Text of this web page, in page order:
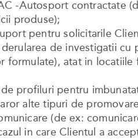
-Autosport contractate
produse);
pentru solicitarile
de investigatii
formulate), atat in
de profiluri pentru
alte tipuri de
(de ex:
in care Clientul a